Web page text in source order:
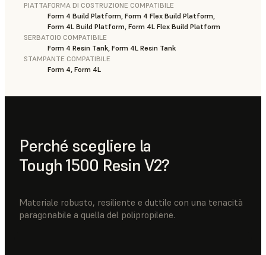
PIATTAFORMA DI COSTRUZIONE COMPATIBILE
Form 4 Build Platform, Form 4 Flex Build Platform,
Form 4L Build Platform, Form 4L Flex Build Platform
SERBATOIO COMPATIBILE
Form 4 Resin Tank, Form 4L Resin Tank
STAMPANTE COMPATIBILE
Form 4, Form 4L
Perché scegliere la
Tough 1500 Resin V2?
Materiale robusto, resiliente e duttile con una tenacità
paragonabile a quella del polipropilene.